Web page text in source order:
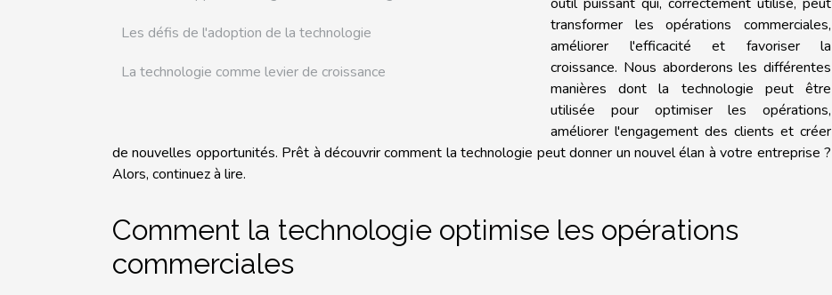
Les défis de l'adoption de la technologie
La technologie comme levier de croissance
transformer les opérations commerciales,
améliorer l'efficacité et favoriser la
croissance. Nous aborderons les différentes
manières dont la technologie peut être
utilisée pour optimiser les opérations,
améliorer l'engagement des clients et créer
de nouvelles opportunités. Prêt à découvrir comment la technologie peut donner un nouvel élan à votre entreprise ?
Alors, continuez à lire.
Comment la technologie optimise les opérations
commerciales